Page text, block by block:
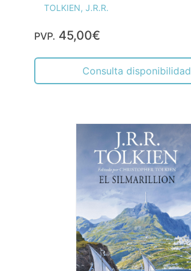
TOLKIEN, J.R.R.
PVP. 45,00€
Consulta disponibilidad